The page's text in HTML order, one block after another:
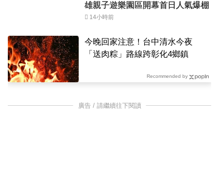
雄親子遊樂園區開幕首日人氣爆棚
14小時前
今晚回家注意！台中清水今夜
「送肉粽」路線跨彰化4鄉鎮
Recommended by
廣告 / 請繼續往下閱讀